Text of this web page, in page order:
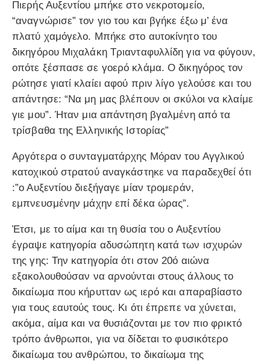
Πιερής Αυξεντίου μπήκε στο νεκροτομείο,
“αναγνώρισε” τον γιο του και βγήκε έξω μ’ ένα
πλατύ χαμόγελο. Μπήκε στο αυτοκίνητο του
δικηγόρου Μιχαλάκη Τριανταφυλλίδη για να φύγουν,
οπότε ξέσπασε σε γοερό κλάμα. Ο δικηγόρος τον
ρώτησε γιατί κλαίει αφού πριν λίγο γελούσε και του
απάντησε: “Να μη μας βλέπουν οι σκύλοι να κλαίμε
γιε μου”. Ήταν μια απάντηση βγαλμένη από τα
τρίσβαθα της Ελληνικής Ιστορίας”
Αργότερα ο συνταγματάρχης Μόραν του Αγγλικού
κατοχικού στρατού αναγκάστηκε να παραδεχθεί ότι
:”ο Αυξεντίου διεξήγαγε μίαν τρομεράν,
εμπνευσμένην μάχην επί δέκα ώρας”.
Έτσι, με το αίμα και τη θυσία του ο Αυξεντίου
έγραψε κατηγορία αδυσώπητη κατά των ισχυρών
της γης: Την κατηγορία ότι στον 20ό αιώνα
εξακολουθούσαν να αρνούνται στους άλλους το
δικαίωμα που κήρυτταν ως ιερό και απαραβίαστο
για τους εαυτούς τους. Κι ότι έπρεπε να χύνεται,
ακόμα, αίμα και να θυσιάζονται με τον πιο φρικτό
τρόπο άνθρωποι, για να δίδεται το φυσικότερο
δικαίωμα του ανθρώπου, το δικαίωμα της